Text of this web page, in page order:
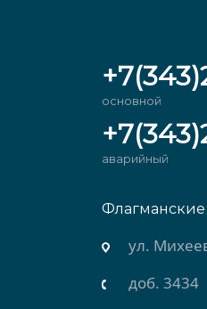
основной
аварийный
ул.
доб. 3434